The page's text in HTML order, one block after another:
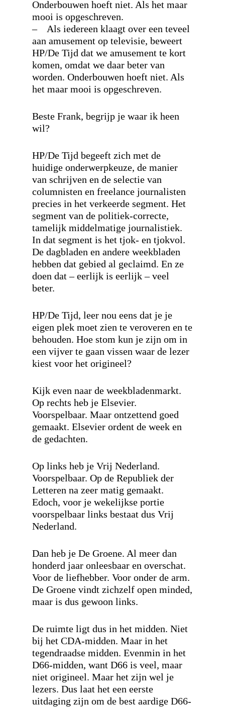
Onderbouwen hoeft niet. Als het maar
mooi is opgeschreven.
– Als iedereen klaagt over een teveel
aan amusement op televisie, beweert
HP/De Tijd dat we amusement te kort
komen, omdat we daar beter van
worden. Onderbouwen hoeft niet. Als
het maar mooi is opgeschreven.
Beste Frank, begrijp je waar ik heen
wil?
HP/De Tijd begeeft zich met de
huidige onderwerpkeuze, de manier
van schrijven en de selectie van
columnisten en freelance journalisten
precies in het verkeerde segment. Het
segment van de politiek-correcte,
tamelijk middelmatige journalistiek.
In dat segment is het tjok- en tjokvol.
De dagbladen en andere weekbladen
hebben dat gebied al geclaimd. En ze
doen dat – eerlijk is eerlijk – veel
beter.
HP/De Tijd, leer nou eens dat je je
eigen plek moet zien te veroveren en te
behouden. Hoe stom kun je zijn om in
een vijver te gaan vissen waar de lezer
kiest voor het origineel?
Kijk even naar de weekbladenmarkt.
Op rechts heb je Elsevier.
Voorspelbaar. Maar ontzettend goed
gemaakt. Elsevier ordent de week en
de gedachten.
Op links heb je Vrij Nederland.
Voorspelbaar. Op de Republiek der
Letteren na zeer matig gemaakt.
Edoch, voor je wekelijkse portie
voorspelbaar links bestaat dus Vrij
Nederland.
Dan heb je De Groene. Al meer dan
honderd jaar onleesbaar en overschat.
Voor de liefhebber. Voor onder de arm.
De Groene vindt zichzelf open minded,
maar is dus gewoon links.
De ruimte ligt dus in het midden. Niet
bij het CDA-midden. Maar in het
tegendraadse midden. Evenmin in het
D66-midden, want D66 is veel, maar
niet origineel. Maar het zijn wel je
lezers. Dus laat het een eerste
uitdaging zijn om de best aardige D66-